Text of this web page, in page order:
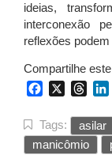
ideias,
interconexão
reflexões podem
Compartilhe
Facebook
Tags: asilar
manicômio